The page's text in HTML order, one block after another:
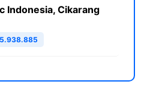
Indonesia, Cikarang